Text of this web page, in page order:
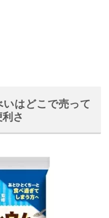
はどこで売って
さ